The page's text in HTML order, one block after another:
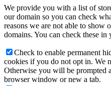
We provide you with a list of
our domain so you can check
reasons we are not able to show
domains. You can check these
Check to enable permanent
cookies if you do not opt in. We
Otherwise you will be prompted
browser window or new a tab.